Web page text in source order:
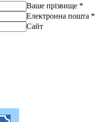
Ваше прізвище *
Електронна пошта *
Сайт